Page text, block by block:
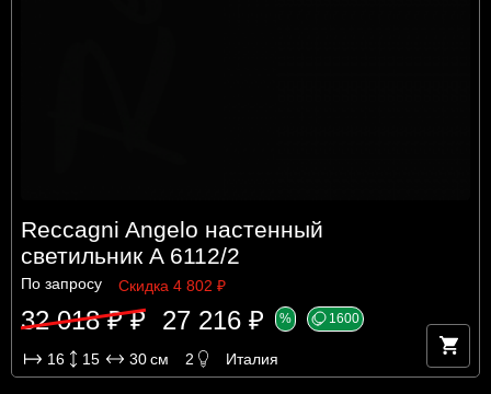
Reccagni Angelo настенный
светильник A 6112/2
По запросу Скидка 4 802 ₽
32 018 ₽ ₽ 27 216 ₽ % 1600
16 15 30см 2 Италия